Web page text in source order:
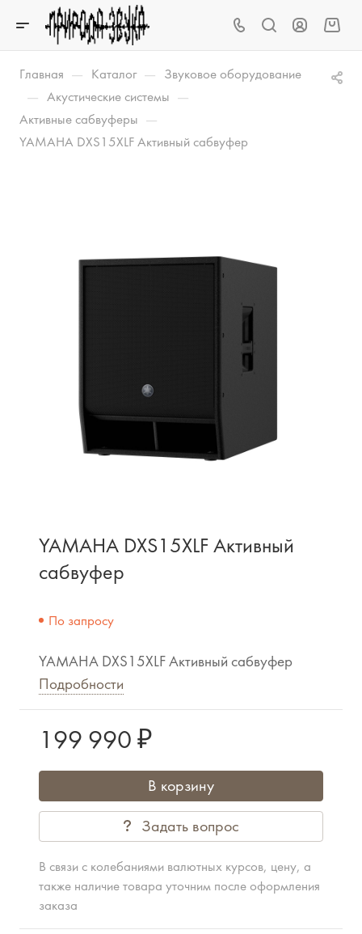
Главная — Каталог — Звуковое оборудование
— Акустические системы —
Активные сабвуферы —
YAMAHA DXS15XLF Активный сабвуфер
YAMAHA DXS15XLF Активный
сабвуфер
По запросу
YAMAHA DXS15XLF Активный сабвуфер
Подробности
199 990 ₽
В корзину
Задать вопрос
В связи с колебаниями валютных курсов, цену, а
также наличие товара уточним после оформления
заказа